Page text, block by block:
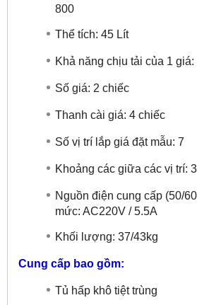
800
Thể tích: 45 Lít
Khả năng chịu tải của 1 giá:
Số giá: 2 chiếc
Thanh cài giá: 4 chiếc
Số vị trí lắp giá đặt mẫu: 7
Khoảng các giữa các vị trí:
Nguồn điện cung cấp (50/
mức: AC220V / 5.5A
Khối lượng: 37/43kg
Cung cấp bao gồm:
Tủ hấp khô tiệt trùng